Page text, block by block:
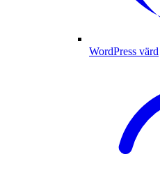
WordPress värd